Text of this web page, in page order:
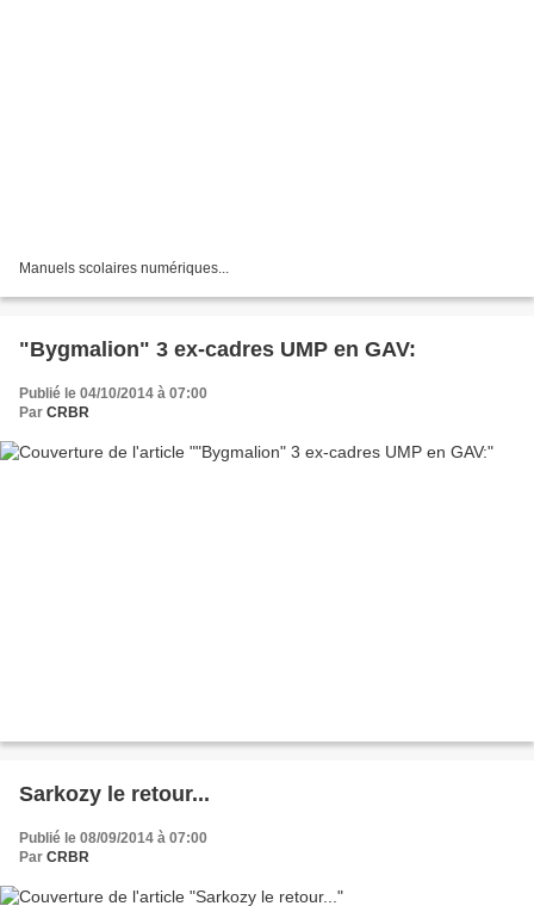
Manuels scolaires numériques...
"Bygmalion" 3 ex-cadres UMP en GAV:
Publié le 04/10/2014 à 07:00
Par CRBR
Sarkozy le retour...
Publié le 08/09/2014 à 07:00
Par CRBR